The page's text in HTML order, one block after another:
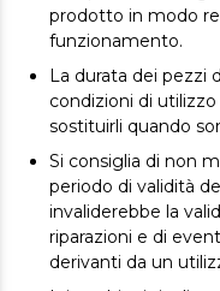
prodotto in modo
funzionamento.
La durata dei pezzi
condizioni di
sostituirli quando
Si consiglia di non
periodo di validità
invaliderebbe la
riparazioni e di
derivanti da un